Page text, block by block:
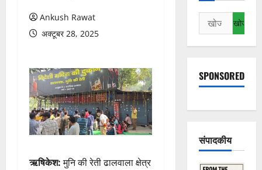
Ankush Rawat
अक्टूबर 28, 2025
ऋषिकेश:मुनि की रेती ढालवाला क्षेत्र
निम्न
को
खोजें:
SPONSORED
संपादकीय